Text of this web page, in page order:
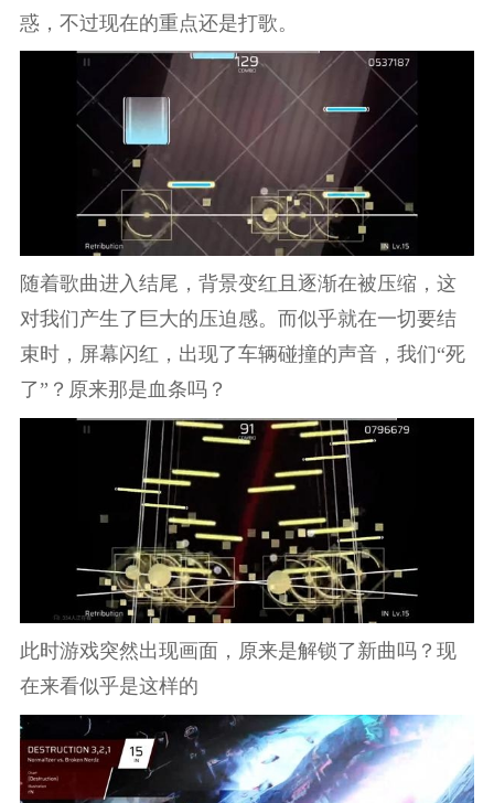
惑，不过现在的重点还是打歌。
随着歌曲进入结尾，背景变红且逐渐在被压缩，这
对我们产生了巨大的压迫感。而似乎就在一切要结
束时，屏幕闪红，出现了车辆碰撞的声音，我们“死
了”？原来那是血条吗？
此时游戏突然出现画面，原来是解锁了新曲吗？现
在来看似乎是这样的